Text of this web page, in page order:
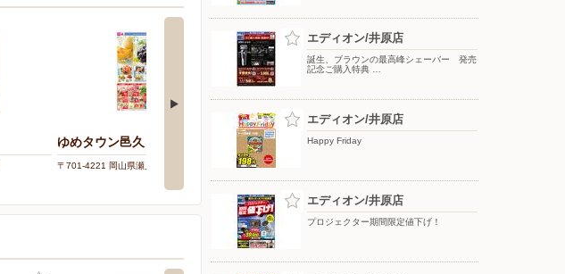
ゆめタウン邑久
〒701-4221 岡山県瀬戸内市邑久町尾張268
ゆめタウン倉敷
エディオン/井原店
誕生、ブラウンの最高峰シェーバー 発売
記念ご購入特典 …
エディオン/井原店
Happy Friday
エディオン/井原店
プロジェクター期間限定値下げ！